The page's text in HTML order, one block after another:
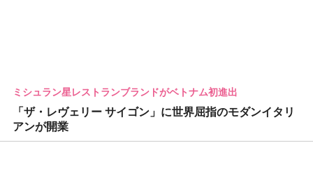
ミシュラン星レストランブランドがベトナム初進出
「ザ・レヴェリー サイゴン」に世界屈指のモダンイタリ
アンが開業